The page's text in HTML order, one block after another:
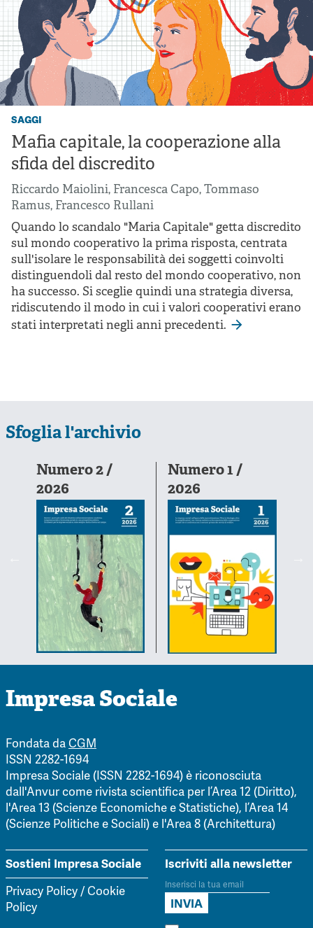
saggi
Mafia capitale, la cooperazione alla
sfida del discredito
Riccardo Maiolini, Francesca Capo,Tommaso
Ramus, Francesco Rullani
Quando lo scandalo "Maria Capitale" getta discredito
sul mondo cooperativo la prima risposta, centrata
sull'isolare le responsabilità dei soggetti coinvolti
distinguendoli dal resto del mondo cooperativo, non
ha successo. Si sceglie quindi una strategia diversa,
ridiscutendo il modo in cui i valori cooperativi erano
stati interpretati negli anni precedenti.
Sfoglia l'archivio
Numero 2 /
2026
Numero 1 /
2026
Impresa Sociale
Fondata daCGM
ISSN 2282-1694
Impresa Sociale (ISSN 2282-1694) è riconosciuta
dall'Anvur come rivista scientifica per l’Area 12 (Diritto),
l'Area 13 (Scienze Economiche e Statistiche), l’Area 14
(Scienze Politiche e Sociali) e l'Area 8 (Architettura)
Sostieni Impresa Sociale
Privacy Policy/Cookie
Policy
Iscriviti alla newsletter